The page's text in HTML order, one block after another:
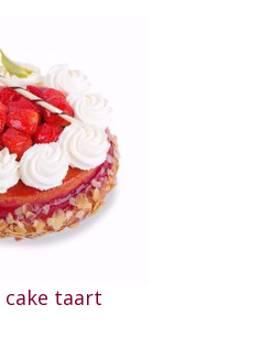
cake taart